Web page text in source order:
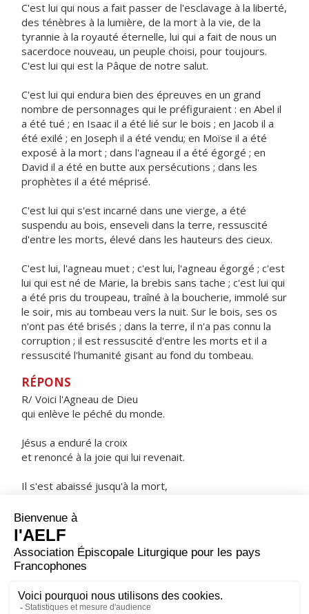
C'est lui qui nous a fait passer de l'esclavage à la liberté,
des ténèbres à la lumière, de la mort à la vie, de la
tyrannie à la royauté éternelle, lui qui a fait de nous un
sacerdoce nouveau, un peuple choisi, pour toujours.
C'est lui qui est la Pâque de notre salut.
C'est lui qui endura bien des épreuves en un grand
nombre de personnages qui le préfiguraient : en Abel il
a été tué ; en Isaac il a été lié sur le bois ; en Jacob il a
été exilé ; en Joseph il a été vendu; en Moïse il a été
exposé à la mort ; dans l'agneau il a été égorgé ; en
David il a été en butte aux persécutions ; dans les
prophètes il a été méprisé.
C'est lui qui s'est incarné dans une vierge, a été
suspendu au bois, enseveli dans la terre, ressuscité
d'entre les morts, élevé dans les hauteurs des cieux.
C'est lui, l'agneau muet ; c'est lui, l'agneau égorgé ; c'est
lui qui est né de Marie, la brebis sans tache ; c'est lui qui
a été pris du troupeau, traîné à la boucherie, immolé sur
le soir, mis au tombeau vers la nuit. Sur le bois, ses os
n'ont pas été brisés ; dans la terre, il n'a pas connu la
corruption ; il est ressuscité d'entre les morts et il a
ressuscité l'humanité gisant au fond du tombeau.
RÉPONS
R/ Voici l'Agneau de Dieu
qui enlève le péché du monde.
Jésus a enduré la croix
et renoncé à la joie qui lui revenait.
Il s'est abaissé jusqu'à la mort,
ORAISON
Dieu qu'il est juste d'aimer par-dessus tout, multiplie en
nous fais espérer ce que nous croyons, accorde-nous,
par sa résurrection, d'atteindre ce que nous espérons.